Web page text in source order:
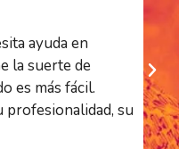
ayuda en
la suerte de
es más fácil.
profesionalidad, su